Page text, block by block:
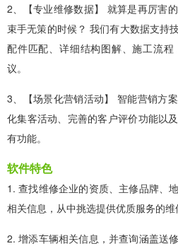
2、【专业维修数据】 就算是再厉害
束手无策的时候？ 我们有大数据支持
配件匹配、详细结构图解、施工流
议。
3、【场景化营销活动】 智能营销方
化集客活动、完善的客户评价功能以
有功能。
软件特色
1. 查找维修企业的资质、主修品牌、
相关信息，从中挑选提供优质服务的维
2. 增添车辆相关信息，并查询涵盖送